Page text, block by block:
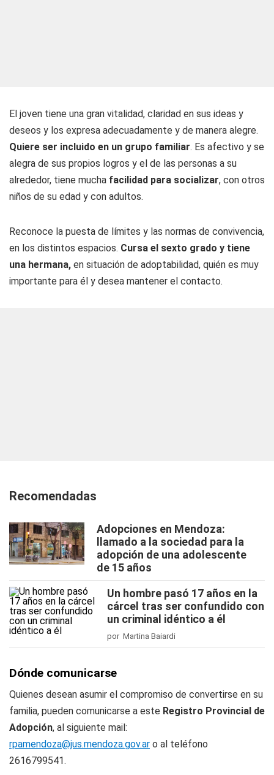
El joven tiene una gran vitalidad, claridad en sus ideas y
deseos y los expresa adecuadamente y de manera alegre.
Quiere ser incluido en un grupo familiar. Es afectivo y se
alegra de sus propios logros y el de las personas a su
alrededor, tiene mucha facilidad para socializar, con otros
niños de su edad y con adultos.
Reconoce la puesta de límites y las normas de convivencia,
en los distintos espacios. Cursa el sexto grado y tiene
una hermana, en situación de adoptabilidad, quién es muy
importante para él y desea mantener el contacto.
Recomendadas
Adopciones en Mendoza:
llamado a la sociedad para la
adopción de una adolescente
de 15 años
Un hombre pasó 17 años en la
cárcel tras ser confundido con
un criminal idéntico a él
por Martina Baiardi
Dónde comunicarse
Quienes desean asumir el compromiso de convertirse en su
familia, pueden comunicarse a este Registro Provincial de
Adopción, al siguiente mail:
rpamendoza@jus.mendoza.gov.ar o al teléfono
2616799541.